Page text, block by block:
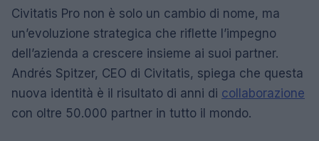
Civitatis Pro non è solo un cambio di nome, ma
un’evoluzione strategica che riflette l’impegno
dell’azienda a crescere insieme ai suoi partner.
Andrés Spitzer, CEO di Civitatis, spiega che questa
nuova identità è il risultato di anni di collaborazione
con oltre 50.000 partner in tutto il mondo.